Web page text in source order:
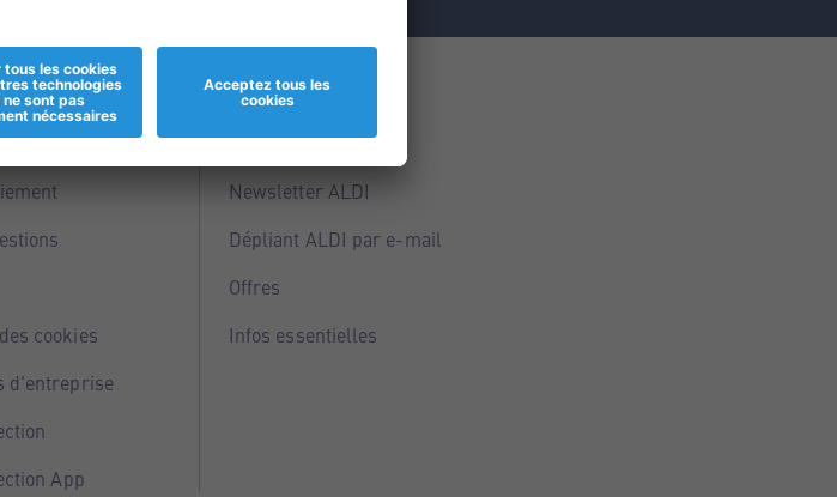
cookies
d'entreprise
App
Service
Points ALDI
Newsletter ALDI
Dépliant ALDI par e-mail
Offres
Infos essentielles